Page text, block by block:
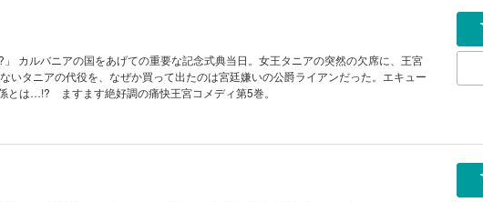
カルバニアの国をあげての重要な記念式典当日。女王タニアの突然の欠席に、王宮
タニアの代役を、なぜか買って出たのは宮廷嫌いの公爵ライアンだった。エキュー
とは…!? ますます絶好調の痛快王宮コメディ第5巻。